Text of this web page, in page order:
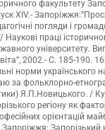
факультету
XIV.-
погляди і
праці
університету.
2002.- С. 185-190.
норми українського
за фольклорно-
Я.П.Новицького. /
регіону як
орієнтацій
Запоріжжя: Запорізький